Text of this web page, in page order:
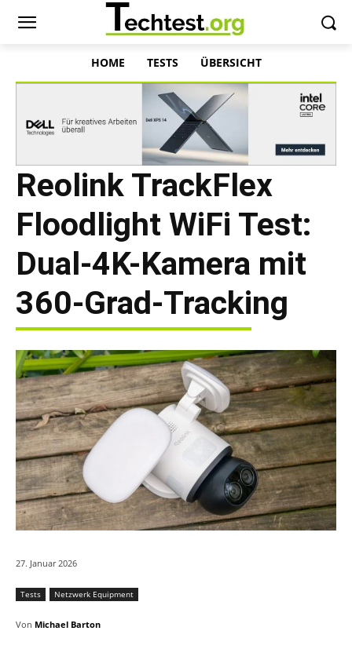
HOME TESTS ÜBERSICHT
Reolink TrackFlex
Floodlight WiFi Test:
Dual-4K-Kamera mit
360-Grad-Tracking
27. Januar 2026
Tests Netzwerk Equipment
Von Michael Barton